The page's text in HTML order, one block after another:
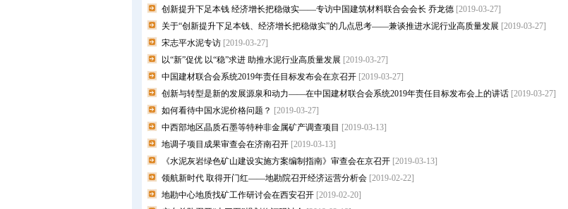
创新提升下足本钱 经济增长把稳做实——专访中国建筑材料联合会会长 乔龙德 [2019-03-27]
关于“创新提升下足本钱、经济增长把稳做实”的几点思考——兼谈推进水泥行业高质量发展 [2019-03-27]
宋志平水泥专访 [2019-03-27]
以“新”促优 以“稳”求进 助推水泥行业高质量发展 [2019-03-27]
中国建材联合会系统2019年责任目标发布会在京召开 [2019-03-27]
创新与转型是新的发展源泉和动力——在中国建材联合会系统2019年责任目标发布会上的讲话 [2019-03-27]
如何看待中国水泥价格问题？ [2019-03-27]
中西部地区晶质石墨等特种非金属矿产调查项目 [2019-03-13]
地调子项目成果审查会在济南召开 [2019-03-13]
《水泥灰岩绿色矿山建设实施方案编制指南》审查会在京召开 [2019-03-13]
领航新时代 取得开门红——地勘院召开经济运营分析会 [2019-02-22]
地勘中心地质找矿工作研讨会在西安召开 [2019-02-20]